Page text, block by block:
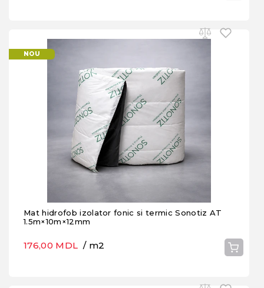
NOU
Mat hidrofob izolator fonic si termic Sonotiz AT
1.5m×10m×12mm
176,00 MDL / m2